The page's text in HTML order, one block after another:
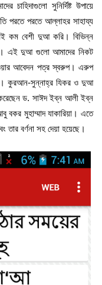
চাহিদাগুলো সুনির্দিষ্ট উপায়ে
পরতে পরতে আল্লাহর সাহায্য
কম বেশী দুআ করি। বিভিন্ন
এই দুআ গুলো আমাদের নিকট
আবেদন পত্র স্বরুপ। এরুপ
কুরআন-সুন্নাহ্‌র যিকর ও দুআ
ড. সাঈদ ইব্‌ন আলী ইব্‌ন
মুহাম্মাদ যাকারিয়া। এতে
বর্ণনা সহ দেয়া হয়েছে।